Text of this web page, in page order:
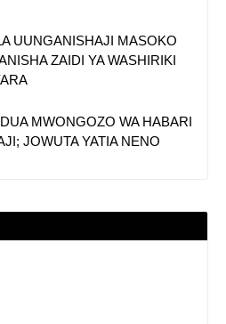
UUNGANISHAJI MASOKO
ZAIDI YA WASHIRIKI
MWONGOZO WA HABARI
JOWUTA YATIA NENO